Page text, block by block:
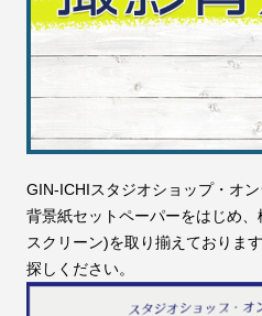
GIN-ICHIスタジオショップ・オ
背景紙セットペーパーをはじめ
スクリーン)を取り揃えておりま
探しください。